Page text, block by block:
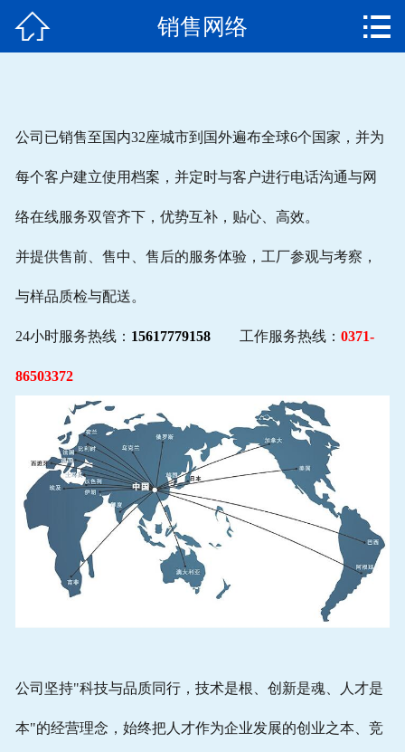
工艺流程
生产现场
销售网络
 销售网络 
公司已销售至国内32座城市到国外遍布全球6个国家，并为
每个客户建立使用档案，并定时与客户进行电话沟通与网
络在线服务双管齐下，优势互补，贴心、高效。
并提供售前、售中、售后的服务体验，工厂参观与考察，
与样品质检与配送。
24小时服务热线： 15617779158 工作服务热线： 0371-
86503372
公司坚持"科技与品质同行，技术是根、创新是魂、人才是
本"的经营理念，始终把人才作为企业发展的创业之本、竞